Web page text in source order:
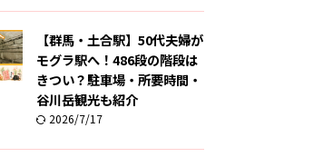
【群馬・土合駅】50代夫婦が
モグラ駅へ！486段の階段は
きつい？駐車場・所要時間・
谷川岳観光も紹介
2026/7/17